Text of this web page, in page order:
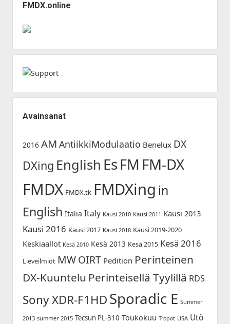
FMDX.online
Avainsanat
2016 AM AntiikkiModulaatio Benelux DX
DXing English EsFM FM-DX
FMDX FMDX.tk FMDXing in
English Italia Italy Kausi 2010 Kausi 2011 Kausi 2013
Kausi 2016 Kausi 2017 Kausi 2018 Kausi 2019-2020
Keskiaallot Kesä 2010 Kesä 2013 Kesä 2015 Kesä 2016
Lieveilmiöt MW OIRT Pedition Perinteinen
DX-Kuuntelu Perinteisellä Tyylillä RDS
Sony XDR-F1HDSporadic E Summer
2013 summer 2015 Tecsun PL-310 Toukokuu Tropot USA Utö